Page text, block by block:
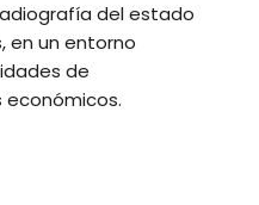
del estado
en un entorno
de